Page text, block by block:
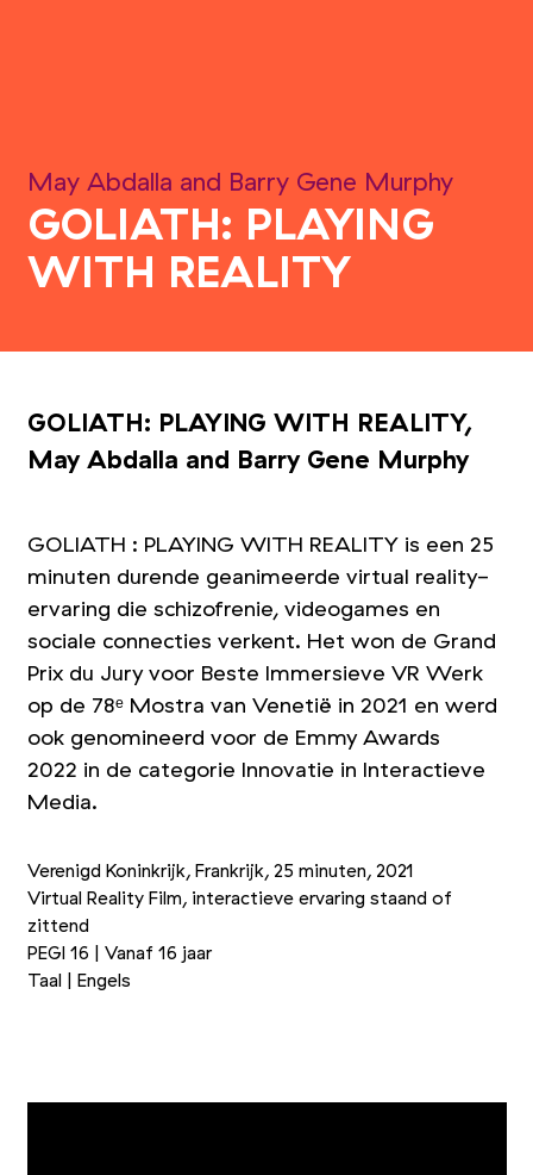
May Abdalla and Barry Gene Murphy
GOLIATH: PLAYING
WITH REALITY
GOLIATH: PLAYING WITH REALITY,
May Abdalla and Barry Gene Murphy
GOLIATH : PLAYING WITH REALITY is een 25
minuten durende geanimeerde virtual reality-
ervaring die schizofrenie, videogames en
sociale connecties verkent. Het won de Grand
Prix du Jury voor Beste Immersieve VR Werk
op de 78ᵉ Mostra van Venetië in 2021 en werd
ook genomineerd voor de Emmy Awards
2022 in de categorie Innovatie in Interactieve
Media.
Verenigd Koninkrijk, Frankrijk, 25 minuten, 2021
Virtual Reality Film, interactieve ervaring staand of
zittend
PEGI 16 | Vanaf 16 jaar
Taal | Engels